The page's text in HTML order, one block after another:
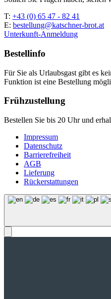
T: +43 (0) 65 47 - 82 41
E: bestellung@katschner-brot.at
Unterkunft-Anmeldung
Bestellinfo
Für Sie als Urlaubsgast gibt es
Funktion ist eine Bestellung
Frühzustellung
Bestellen Sie bis 20 Uhr und
Impressum
Datenschutz
Barrierefreiheit
AGB
Lieferung
Rückerstattungen